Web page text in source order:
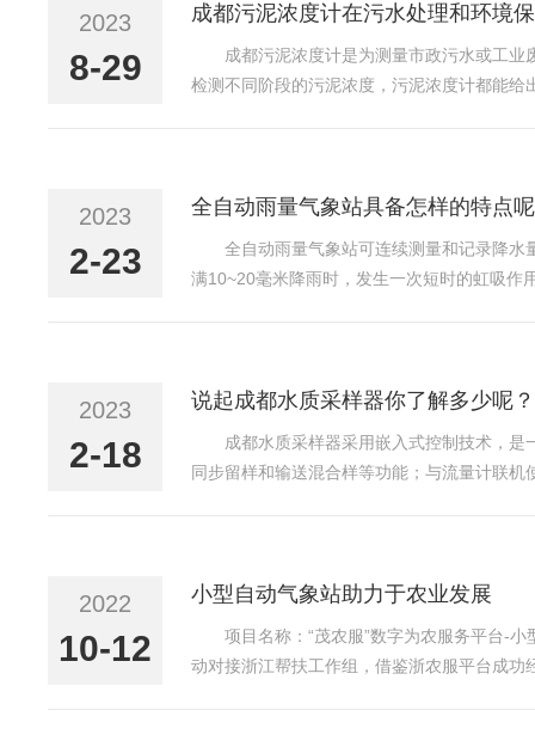
2023
8-29
成都污泥浓度计在污水处理和环境
成都污泥浓度计是为测量市政污水或工
检测不同阶段的污泥浓度，污泥浓度计都能
2023
2-23
全自动雨量气象站具备怎样的特点
全自动雨量气象站可连续测量和记录降
满10~20毫米降雨时，发生一次短时的虹吸
2023
2-18
说起成都水质采样器你了解多少呢？
成都水质采样器采用嵌入式控制技术，
同步留样和输送混合样等功能；与流量计联
2022
10-12
小型自动气象站助力于农业发展
项目名称：“茂农服”数字为农服务平台-
动对接浙江帮扶工作组，借鉴浙农服平台成功